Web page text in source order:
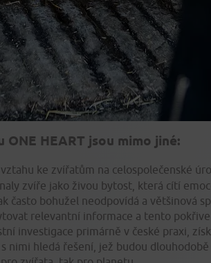
ONE HEART jsou mimo jiné:
ke zvířatům na celospolečenské
zvíře jako živou bytost, která cítí
často bohužel neodpovídá a většinová
relevantní informace a tento
investigace primárně v české praxi,
nimi hledá řešení, jež budou dlouhodobě